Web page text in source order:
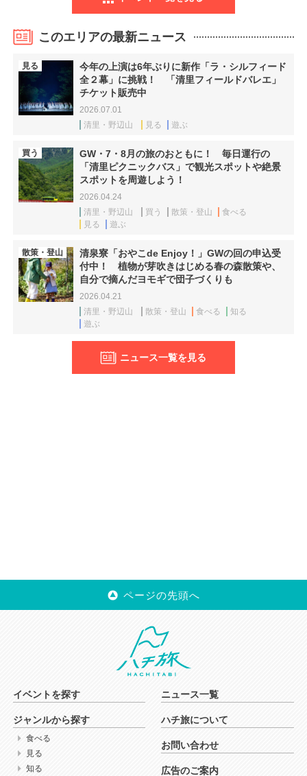
このエリアの最新ニュース
見る
今年の上演は6年ぶりに新作「ラ・シルフィード
全２幕」に挑戦！ 「清里フィールドバレエ」
チケット販売中
2026.07.01
清里・野辺山
見る 遊ぶ
買う
GW・7・8月の旅のおともに！ 毎日運行の
「清里ピクニックバス」で観光スポットや絶景
スポットを周遊しよう！
2026.04.24
清里・野辺山
買う 散策・登山
食べる
見る
遊ぶ
散策・登山
清泉寮「おやこde Enjoy！」GWの回の申込受
付中！ 植物が芽吹きはじめる春の森散策や、
自分で摘んだヨモギで団子づくりも
2026.04.21
清里・野辺山
散策・登山 食べる
知る
遊ぶ
ニュース一覧を見る
ページの先頭へ
イベントを探す
ジャンルから探す
食べる
見る
知る
ニュース一覧
ハチ旅について
お問い合わせ
広告のご案内